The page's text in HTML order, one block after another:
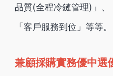
品質(全程冷鏈管理)」、
「客戶服務到位」等等。
兼顧採購實務優中選